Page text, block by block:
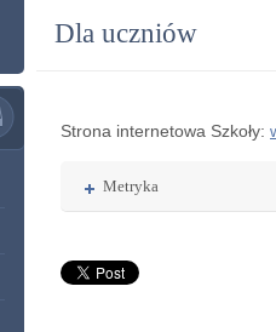
Dla uczniów
Strona internetowa Szkoły:
Rozwiń
Metryka